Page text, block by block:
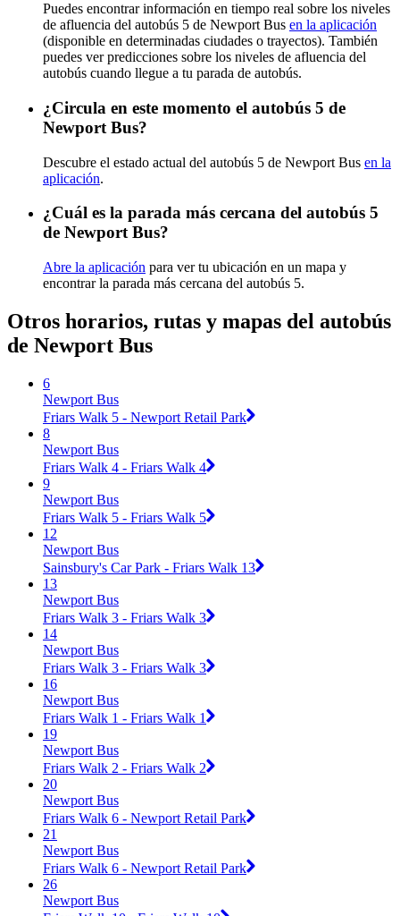
Puedes encontrar información en tiempo real sobre los niveles
de afluencia del autobús 5 de Newport Bus en la aplicación
(disponible en determinadas ciudades o trayectos). También
puedes ver predicciones sobre los niveles de afluencia del
autobús cuando llegue a tu parada de autobús.
¿Circula en este momento el autobús 5 de
Newport Bus?
Descubre el estado actual del autobús 5 de Newport Bus en la
aplicación.
¿Cuál es la parada más cercana del autobús 5
de Newport Bus?
Abre la aplicación para ver tu ubicación en un mapa y
encontrar la parada más cercana del autobús 5.
Otros horarios, rutas y mapas del autobús
de Newport Bus
6
Newport Bus
Friars Walk 5 - Newport Retail Park
8
Newport Bus
Friars Walk 4 - Friars Walk 4
9
Newport Bus
Friars Walk 5 - Friars Walk 5
12
Newport Bus
Sainsbury's Car Park - Friars Walk 13
13
Newport Bus
Friars Walk 3 - Friars Walk 3
14
Newport Bus
Friars Walk 3 - Friars Walk 3
16
Newport Bus
Friars Walk 1 - Friars Walk 1
19
Newport Bus
Friars Walk 2 - Friars Walk 2
20
Newport Bus
Friars Walk 6 - Newport Retail Park
21
Newport Bus
Friars Walk 6 - Newport Retail Park
26
Newport Bus